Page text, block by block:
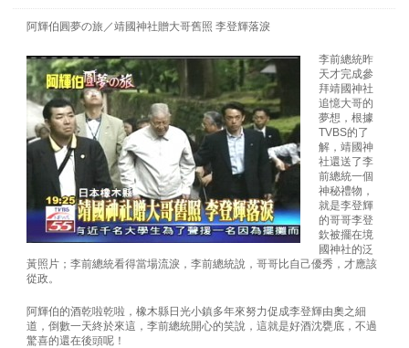
阿輝伯圓夢の旅／靖國神社贈大哥舊照 李登輝落淚
李前總統昨
天才完成參
拜靖國神社
追憶大哥的
夢想，根據
TVBS的了
解，靖國神
社還送了李
前總統一個
神秘禮物，
就是李登輝
的哥哥李登
欽被擺在境
國神社的泛
黃照片；李前總統看得當場流淚，李前總統說，哥哥比自己優秀，才應該
從政。
阿輝伯的酒乾啦乾啦，橡木縣日光小鎮多年來努力促成李登輝由奧之細
道，倒數一天終於來這，李前總統開心的笑說，這就是好酒沈甕底，不過
驚喜的還在後頭呢！